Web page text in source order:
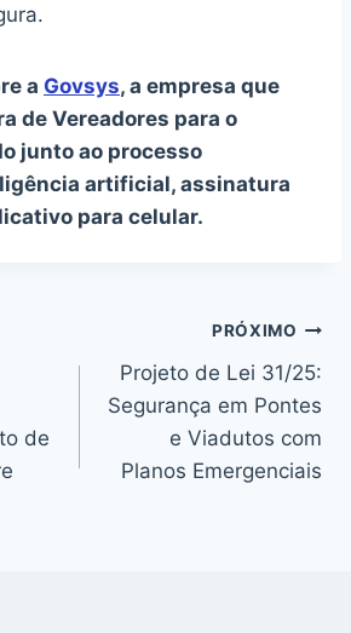
a Govsys, a empresa que
de Vereadores para o
junto ao processo
artificial, assinatura
para celular.
de
PRÓXIMO
Projeto de Lei 31/25:
Segurança em Pontes
e Viadutos com
Planos Emergenciais